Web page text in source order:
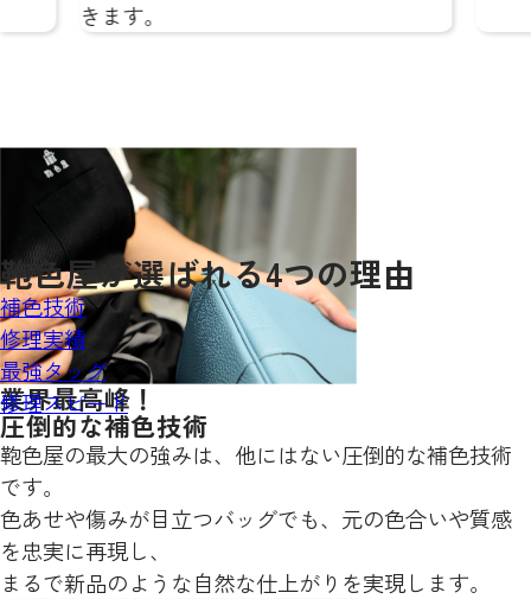
鞄色屋が選ばれる4つの理由
補色技術
修理実績
最強タッグ
修理スピード
業界最高峰！
圧倒的な補色技術
鞄色屋の最大の強みは、他にはない圧倒的な補色技術
です。
色あせや傷みが目立つバッグでも、元の色合いや質感
を忠実に再現し、
まるで新品のような自然な仕上がりを実現します。